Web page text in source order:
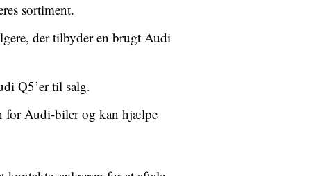
sortiment.
der tilbyder en brugt Audi
Q5’er til salg.
for Audi-biler og kan hjælpe